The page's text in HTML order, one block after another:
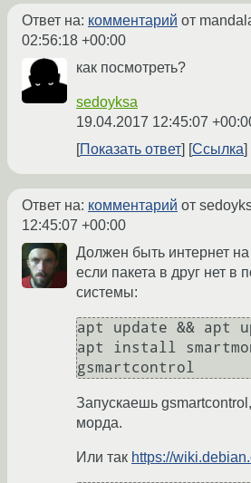
Ответ на: комментарий от
02:56:18 +00:00
как посмотреть?
sedoyksa
19.04.2017 12:45:07
Показать ответ Ссылка
Ответ на: комментарий от
12:45:07 +00:00
Должен быть интернет
если пакета в друг нет в
системы:
apt update && apt
apt install
Запускаешь
морда.
Или так https://